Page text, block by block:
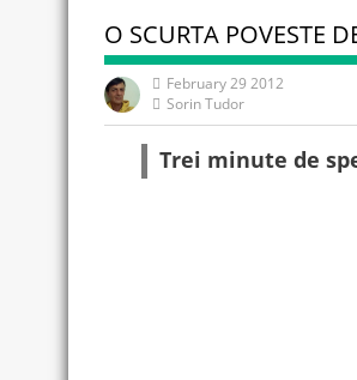
O SCURTA POVESTE
February 29 2012
Sorin Tudor
Trei minute de